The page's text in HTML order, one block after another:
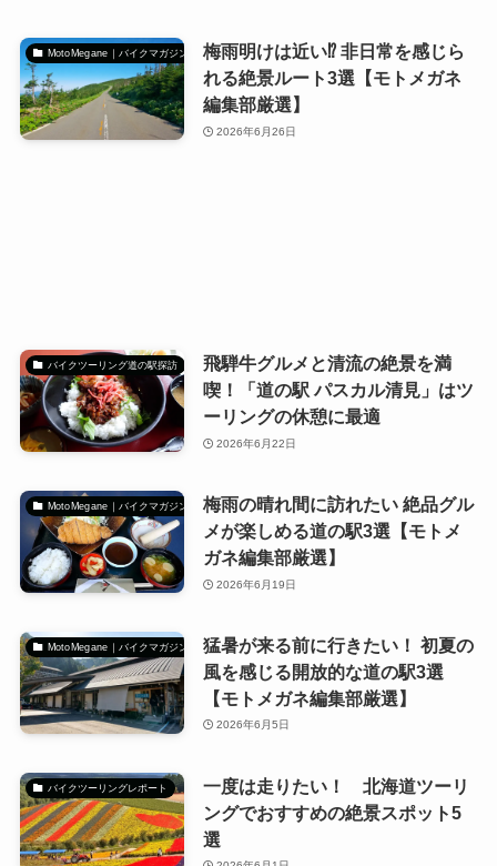
MotoMegane｜バイクマガジン
梅雨明けは近い⁉ 非日常を感じら
れる絶景ルート3選【モトメガネ
編集部厳選】
2026年6月26日
バイクツーリング道の駅探訪
飛騨牛グルメと清流の絶景を満
喫！「道の駅 パスカル清見」はツ
ーリングの休憩に最適
2026年6月22日
MotoMegane｜バイクマガジン
梅雨の晴れ間に訪れたい 絶品グル
メが楽しめる道の駅3選【モトメ
ガネ編集部厳選】
2026年6月19日
MotoMegane｜バイクマガジン
猛暑が来る前に行きたい！ 初夏の
風を感じる開放的な道の駅3選
【モトメガネ編集部厳選】
2026年6月5日
バイクツーリングレポート
一度は走りたい！ 北海道ツーリ
ングでおすすめの絶景スポット5
選